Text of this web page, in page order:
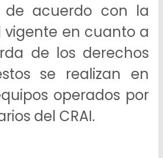
de acuerdo con la
vigente en cuanto a
de los derechos
se realizan en
operados por
del CRAI.